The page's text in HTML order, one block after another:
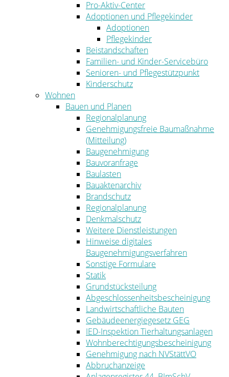
Pro-Aktiv-Center
Adoptionen und Pflegekinder
Adoptionen
Pflegekinder
Beistandschaften
Familien- und Kinder-Servicebüro
Senioren- und Pflegestützpunkt
Kinderschutz
Wohnen
Bauen und Planen
Regionalplanung
Genehmigungsfreie Baumaßnahme
(Mitteilung)
Baugenehmigung
Bauvoranfrage
Baulasten
Bauaktenarchiv
Brandschutz
Regionalplanung
Denkmalschutz
Weitere Dienstleistungen
Hinweise digitales
Baugenehmigungsverfahren
Sonstige Formulare
Statik
Grundstücksteilung
Abgeschlossenheitsbescheinigung
Landwirtschaftliche Bauten
Gebäudeenergiegesetz GEG
IED-Inspektion Tierhaltungsanlagen
Wohnberechtigungsbescheinigung
Genehmigung nach NVStättVO
Abbruchanzeige